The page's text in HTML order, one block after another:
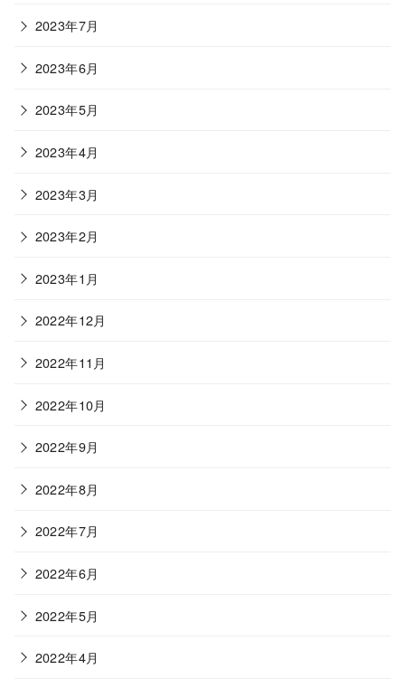
2023年7月
2023年6月
2023年5月
2023年4月
2023年3月
2023年2月
2023年1月
2022年12月
2022年11月
2022年10月
2022年9月
2022年8月
2022年7月
2022年6月
2022年5月
2022年4月